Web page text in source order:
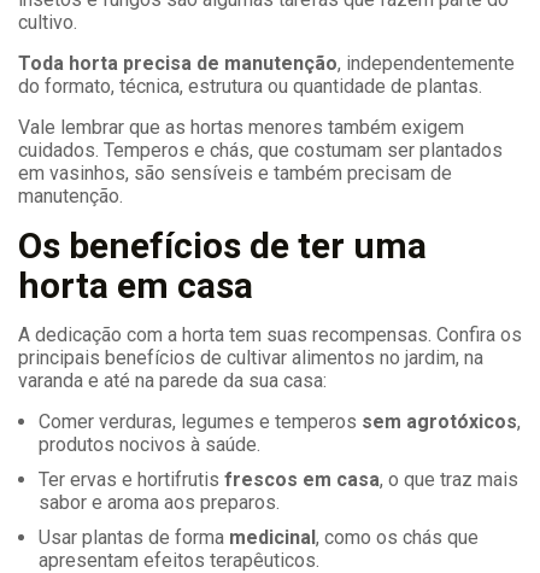
cultivo.
Toda horta precisa de manutenção, independentemente
do formato, técnica, estrutura ou quantidade de plantas.
Vale lembrar que as hortas menores também exigem
cuidados. Temperos e chás, que costumam ser plantados
em vasinhos, são sensíveis e também precisam de
manutenção.
Os benefícios de ter uma
horta em casa
A dedicação com a horta tem suas recompensas. Confira os
principais benefícios de cultivar alimentos no jardim, na
varanda e até na parede da sua casa:
Comer verduras, legumes e temperos sem agrotóxicos,
produtos nocivos à saúde.
Ter ervas e hortifrutis frescos em casa, o que traz mais
sabor e aroma aos preparos.
Usar plantas de forma medicinal, como os chás que
apresentam efeitos terapêuticos.